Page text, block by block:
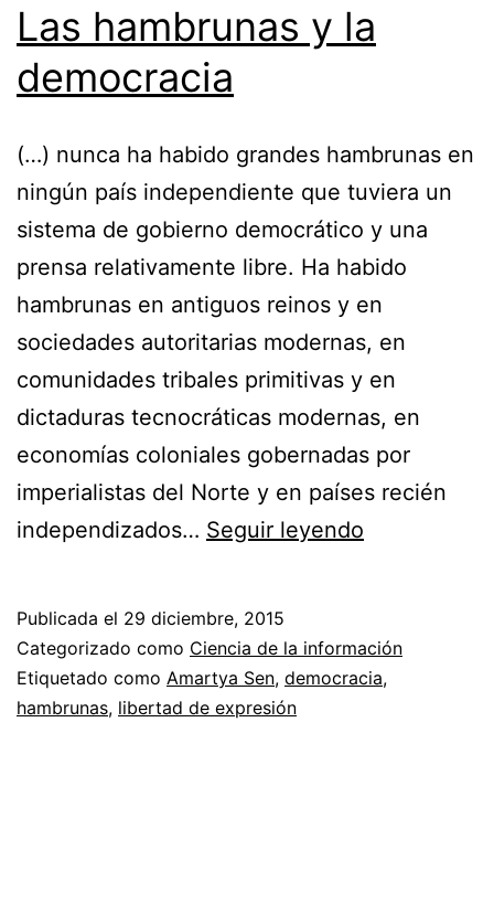
Las hambrunas y la
democracia
(…) nunca ha habido grandes hambrunas en
ningún país independiente que tuviera un
sistema de gobierno democrático y una
prensa relativamente libre. Ha habido
hambrunas en antiguos reinos y en
sociedades autoritarias modernas, en
comunidades tribales primitivas y en
dictaduras tecnocráticas modernas, en
economías coloniales gobernadas por
imperialistas del Norte y en países recién
independizados… Seguir leyendo
la
democracia
Publicada el 29 diciembre, 2015
Categorizado como Ciencia de la información
Etiquetado como Amartya Sen, democracia,
hambrunas, libertad de expresión